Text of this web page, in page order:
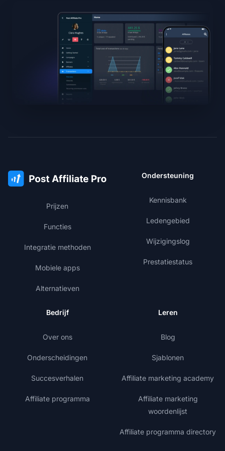
Prijzen
Functies
Integratie methoden
Mobiele apps
Alternatieven
Ondersteuning
Kennisbank
Ledengebied
Wijzigingslog
Prestatiestatus
Bedrijf
Over ons
Onderscheidingen
Succesverhalen
Affiliate programma
Leren
Blog
Sjablonen
Affiliate marketing academy
Affiliate marketing
woordenlijst
Affiliate programma directory